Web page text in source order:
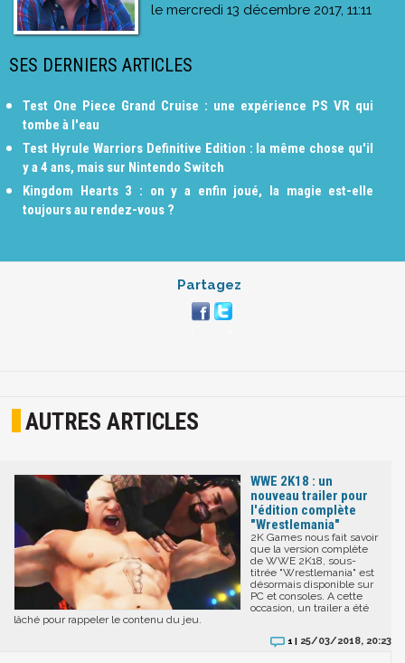
le mercredi 13 décembre 2017, 11:11
SES DERNIERS ARTICLES
Test One Piece Grand Cruise : une expérience PS VR qui
tombe à l'eau
Test Hyrule Warriors Definitive Edition : la même chose qu'il
y a 4 ans, mais sur Nintendo Switch
Kingdom Hearts 3 : on y a enfin joué, la magie est-elle
toujours au rendez-vous ?
Partagez
AUTRES ARTICLES
WWE 2K18 : un
nouveau trailer pour
l'édition complète
"Wrestlemania"
2K Games nous fait savoir
que la version complète
de WWE 2K18, sous-
titrée "Wrestlemania" est
désormais disponible sur
PC et consoles. A cette
occasion, un trailer a été
lâché pour rappeler le contenu du jeu.
1 | 25/03/2018, 20:23